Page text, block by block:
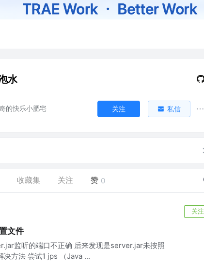
水
的快乐小肥宅 关注 私信
收藏集 关注 赞 0
关注
文件
监听的端口不正确 后来发现是server.jar未按照
方法 尝试1 jps （Java ...